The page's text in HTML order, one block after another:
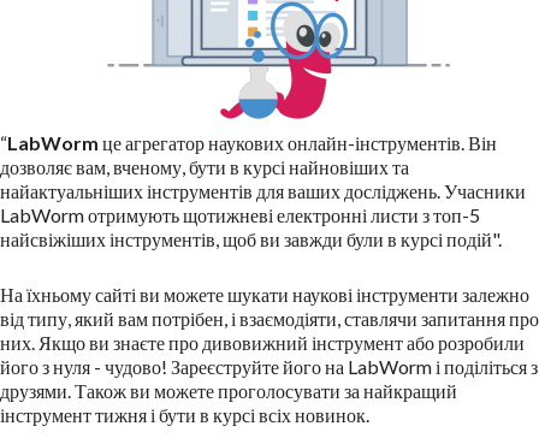
“LabWorm це агрегатор наукових онлайн-інструментів. Він
дозволяє вам, вченому, бути в курсі найновіших та
найактуальніших інструментів для ваших досліджень. Учасники
LabWorm отримують щотижневі електронні листи з топ-5
найсвіжіших інструментів, щоб ви завжди були в курсі подій".
На їхньому сайті ви можете шукати наукові інструменти залежно
від типу, який вам потрібен, і взаємодіяти, ставлячи запитання про
них. Якщо ви знаєте про дивовижний інструмент або розробили
його з нуля - чудово! Зареєструйте його на LabWorm і поділіться з
друзями. Також ви можете проголосувати за найкращий
інструмент тижня і бути в курсі всіх новинок.